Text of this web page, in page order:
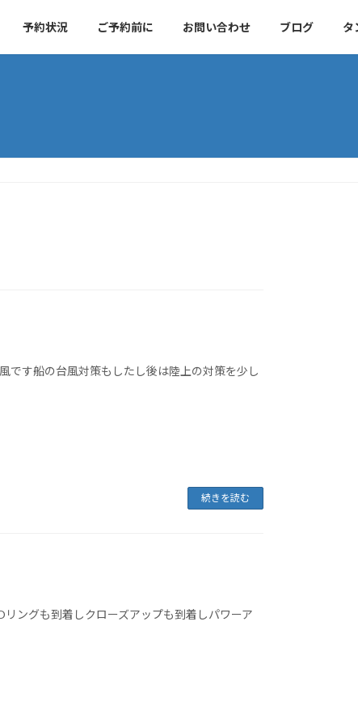
予約状況 ご予約前に お問い合わせ ブログ タ
です船の台風対策もしたし後は陸上の対策を少し
続きを読む
ングも到着しクローズアップも到着しパワーア